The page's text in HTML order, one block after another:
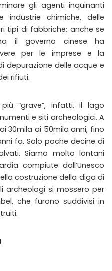
gli agenti inquinanti
industrie chimiche, delle
tipi di fabbriche; anche se
il governo cinese ha
per le imprese e la
depurazione delle acque e
rifiuti.
“grave”, infatti, il lago
e siti archeologici. A
30mila ai 50mila anni, fino
fa. Solo poche decine di
Siamo molto lontani
compiute dall’Unesco
costruzione della diga di
archeologi si mossero per
che furono suddivisi in